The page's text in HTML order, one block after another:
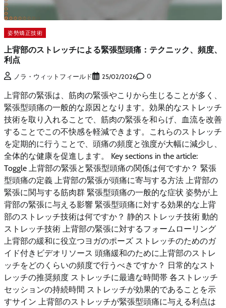
姿勢矯正技術
上背部のストレッチによる緊張型頭痛：テクニック、頻度、
利点
ノラ・ウィットフィールド 25/02/2026 0
上背部の緊張は、筋肉の緊張やこりから生じることが多く、
緊張型頭痛の一般的な原因となります。効果的なストレッチ
技術を取り入れることで、筋肉の緊張を和らげ、血流を改善
することでこの不快感を軽減できます。これらのストレッチ
を定期的に行うことで、頭痛の頻度と強度が大幅に減少し、
全体的な健康を促進します。 Key sections in the article:
Toggle 上背部の緊張と緊張型頭痛の関係は何ですか？ 緊張
型頭痛の定義 上背部の緊張が頭痛に寄与する方法 上背部の
緊張に関与する筋肉群 緊張型頭痛の一般的な症状 姿勢が上
背部の緊張に与える影響 緊張型頭痛に対する効果的な上背
部のストレッチ技術は何ですか？ 静的ストレッチ技術 動的
ストレッチ技術 上背部の緊張に対するフォームローリング
上背部の緩和に役立つヨガのポーズ ストレッチのためのガ
イド付きビデオリソース 頭痛緩和のために上背部のストレ
ッチをどのくらいの頻度で行うべきですか？ 日常的なスト
レッチの推奨頻度 ストレッチに最適な時間帯 各ストレッチ
セッションの持続時間 ストレッチが効果的であることを示
すサイン 上背部のストレッチが緊張型頭痛に与える利点は